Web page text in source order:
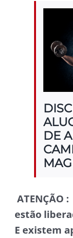
DE
ATENÇÃO
estão
E existem